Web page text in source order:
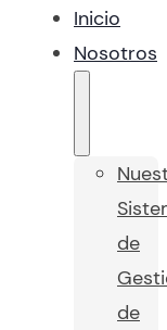
Inicio
Nosotros
de
de